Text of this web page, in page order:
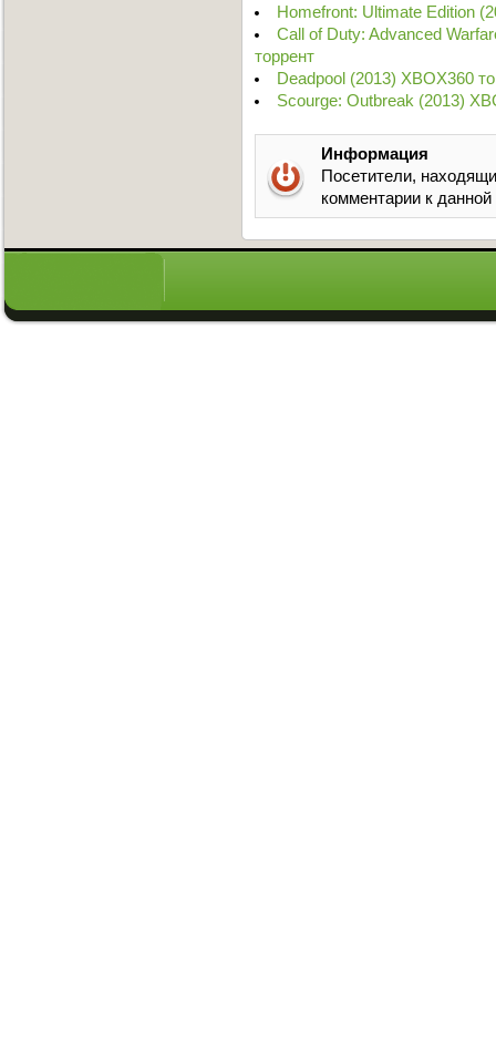
Homefront: Ultimate Edition
Call of Duty: Advanced
торрент
Deadpool (2013) XBOX360
Scourge: Outbreak (2013)
Информация
Посетители,
комментарии к